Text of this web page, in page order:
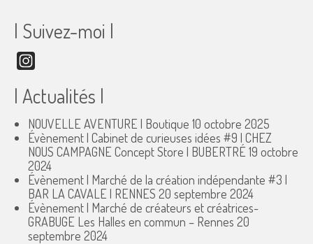
| Suivez-moi |
| Actualités |
NOUVELLE AVENTURE | Boutique 10 octobre 2025
Évènement | Cabinet de curieuses idées #9 | CHEZ
NOUS CAMPAGNE Concept Store | BUBERTRÉ 19 octobre
2024
Évènement | Marché de la création indépendante #3 |
BAR LA CAVALE | RENNES 20 septembre 2024
Évènement | Marché de créateurs et créatrices-
GRABUGE Les Halles en commun – Rennes 20
septembre 2024